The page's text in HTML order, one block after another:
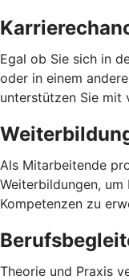
Egal ob Sie sich in
oder in einem
unterstützen Sie mit
Als Mitarbeitende
Weiterbildungen,
Kompetenzen zu
Theorie und Praxis